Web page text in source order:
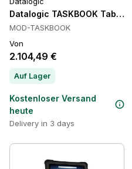
Datalogic TASKBOOK Tablets
MOD-TASKBOOK
Von
2.104,49 €
Auf Lager
Kostenloser Versand
heute
Delivery in 3 days